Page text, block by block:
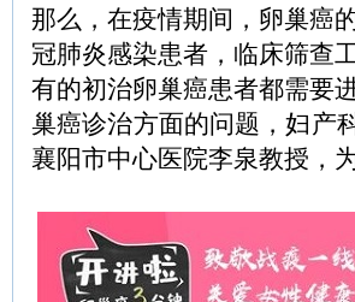
那么，在疫情期间，卵巢癌
冠肺炎感染患者，临床筛查
有的初治卵巢癌患者都需要
巢癌诊治方面的问题，妇产
襄阳市中心医院李泉教授，